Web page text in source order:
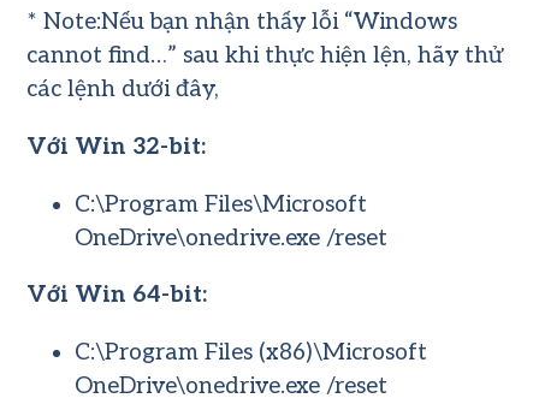
* Note:Nếu bạn nhận thấy lỗi “Windows
cannot find…” sau khi thực hiện lện, hãy thử
các lệnh dưới đây,
Với Win 32-bit:
C:\Program Files\Microsoft
OneDrive\onedrive.exe /reset
Với Win 64-bit:
C:\Program Files (x86)\Microsoft
OneDrive\onedrive.exe /reset